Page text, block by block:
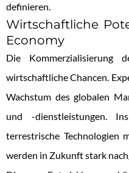
definieren.
Wirtschaftliche
Economy
Die Kommerzialisierung
wirtschaftliche Chancen.
Wachstum des globalen
und -dienstleistungen.
terrestrische Technologien
werden in Zukunft stark